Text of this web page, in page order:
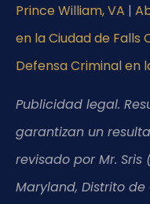
Prince William, VA |
en la Ciudad de Falls
Defensa Criminal en
Publicidad legal.
garantizan un
revisado por Mr.
Maryland, Distrito